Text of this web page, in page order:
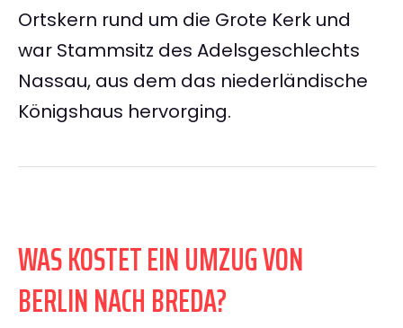
Ortskern rund um die Grote Kerk und
war Stammsitz des Adelsgeschlechts
Nassau, aus dem das niederländische
Königshaus hervorging.
WAS KOSTET EIN UMZUG VON
BERLIN NACH BREDA?